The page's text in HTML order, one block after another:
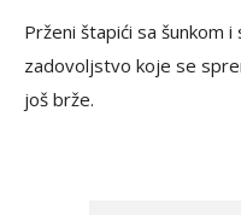
Prženi štapići sa šunkom
zadovoljstvo koje se
još brže.